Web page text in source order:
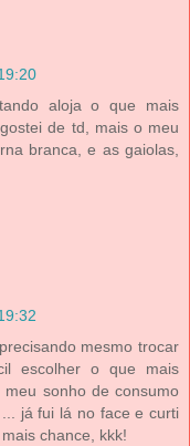
aloja o que mais
de td, mais o meu
branca, e as gaiolas,
mesmo trocar
escolher o que mais
sonho de consumo
já fui lá no face e curti
chance, kkk!